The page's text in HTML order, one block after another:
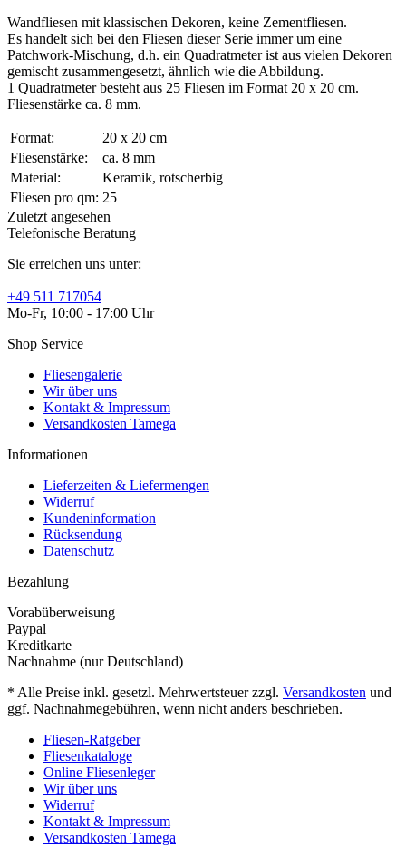
Wandfliesen mit klassischen Dekoren, keine Zementfliesen.
Es handelt sich bei den Fliesen dieser Serie immer um eine
Patchwork-Mischung, d.h. ein Quadratmeter ist aus vielen Dekoren
gemischt zusammengesetzt, ähnlich wie die Abbildung.
1 Quadratmeter besteht aus 25 Fliesen im Format 20 x 20 cm.
Fliesenstärke ca. 8 mm.
Format:
20 x 20 cm
Fliesenstärke:
ca. 8 mm
Material:
Keramik, rotscherbig
Fliesen pro qm: 25
Zuletzt angesehen
Telefonische Beratung
Sie erreichen uns unter:
+49 511 717054
Mo-Fr, 10:00 - 17:00 Uhr
Shop Service
Fliesengalerie
Wir über uns
Kontakt & Impressum
Versandkosten Tamega
Informationen
Lieferzeiten & Liefermengen
Widerruf
Kundeninformation
Rücksendung
Datenschutz
Bezahlung
Vorabüberweisung
Paypal
Kreditkarte
Nachnahme (nur Deutschland)
* Alle Preise inkl. gesetzl. Mehrwertsteuer zzgl. Versandkosten und
ggf. Nachnahmegebühren, wenn nicht anders beschrieben.
Fliesen-Ratgeber
Fliesenkataloge
Online Fliesenleger
Wir über uns
Widerruf
Kontakt & Impressum
Versandkosten Tamega